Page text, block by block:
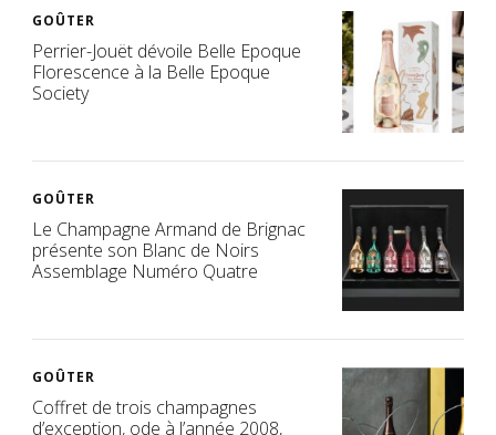
GOÛTER
Perrier-Jouët dévoile Belle Epoque
Florescence à la Belle Epoque
Society
GOÛTER
Le Champagne Armand de Brignac
présente son Blanc de Noirs
Assemblage Numéro Quatre
GOÛTER
Coffret de trois champagnes
d’exception, ode à l’année 2008,